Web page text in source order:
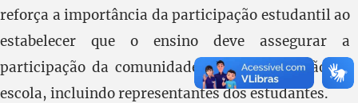
reforça a importância da participação estudantil ao
estabelecer que o ensino deve assegurar a
participação da comunidade escolar na gestão da
escola, incluindo representantes dos estudantes.